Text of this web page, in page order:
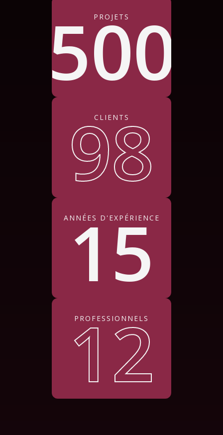
PROJETS
500
CLIENTS
98
ANNÉES D'EXPÉRIENCE
15
PROFESSIONNELS
12